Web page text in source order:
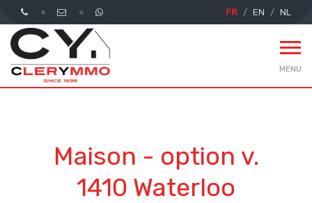
FR EN NL
MENU
Maison - option v.
1410 Waterloo